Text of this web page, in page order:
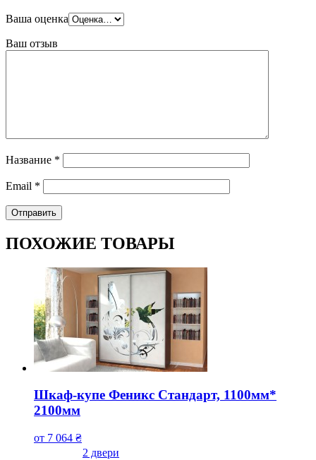
Ваша оценка
Ваш отзыв
Название *
Email *
ПОХОЖИЕ ТОВАРЫ
Шкаф-купе Феникс Стандарт, 1100мм*
2100мм
от 7 064 ₴
2 двери